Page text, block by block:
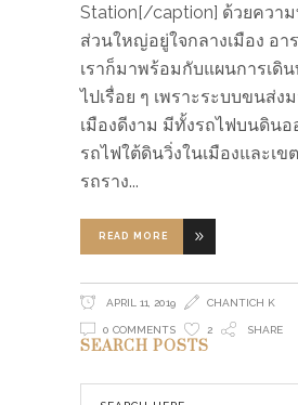
Station[/caption] ด้วยควา
ส่วนใหญ่อยู่ใจกลางเมือง อ
เราก็มาพร้อมกับแผนการเดิน
ไปเรื่อย ๆ เพราะระบบขนส่ง
เมืองดีงาม มีทั้งรถไฟบนดินอ
รถไฟใต้ดินวิ่งในเมืองและเข
รถราง
READ MORE
APRIL 11, 2019 CHANTICH K
0 COMMENTS 2 SHARE
SEARCH POSTS